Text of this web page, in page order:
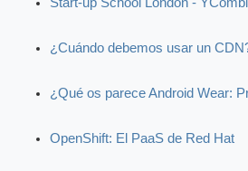
¿Cuándo debemos usar un
¿Qué os parece Android Wear:
OpenShift: El PaaS de Red Hat